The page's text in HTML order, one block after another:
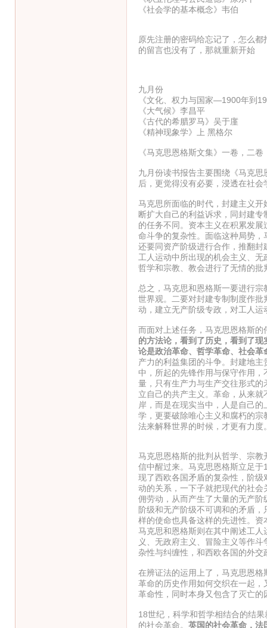
《社会学的基本概念》韦伯
原先注册的密码给忘记了，怎么
的留言也没有了，那就重新开始
九月份
《文化、权力与国家—1900年到
《大气候》李昌平
《古代的希腊罗马》吴于廑
《精神现象学》上 黑格尔
《马克思恩格斯文集》一卷，二
九月份读书报告主要围绕《马克
后，更觉得没有必要，浸透在社会
马克思所面临的时代，封建主义
断扩大自己的利益诉求，同封建
的任务不同。资本主义在积累发
命斗争的复杂性。面临这种局势
还要同资产阶级进行合作，推翻
工人运动中所出现的机会主义、
哲学和宗教、教会进行了无情的批
总之，马克思和恩格斯一要进行
世界观。二要对封建专制制度作
动，建立无产阶级专政，对工人
而面对上述任务，马克思恩格斯的
的方法论，看到了历史，看到了
论是政治革命、哲学革命、社会
产力的利益集团的斗争。封建地
中，所起的先锋作用与保守作用
量，只有生产力与生产交往形式
立自己的共产主义。革命，从来
岸，而是在现实当中，人是自己
学，更要破除唯心主义和腐朽的
法来解释世界的时候，才更有力度
马克思恩格斯的批判从哲学、宗
信中醒过来。马克思恩格斯立足
现了西欧各国矛盾的复杂性，阶
动的关系，一下子就把现代的社
佣劳动，从而产生了大量的无产
阶级和无产阶级不可调和的矛盾
样的使命也具备这样的先进性。
马克思和恩格斯则在其中阐述工
义、无政府主义、冒险主义等作
杂性与纠缠性，和西欧各国的外
在辨证法的运用上了，马克思恩
革命的历史作用如何交织在一起
革命性，同时本身又包含了灭亡的
18世纪，科学和哲学相结合的结
的社会革命。 英国的社会革命，法